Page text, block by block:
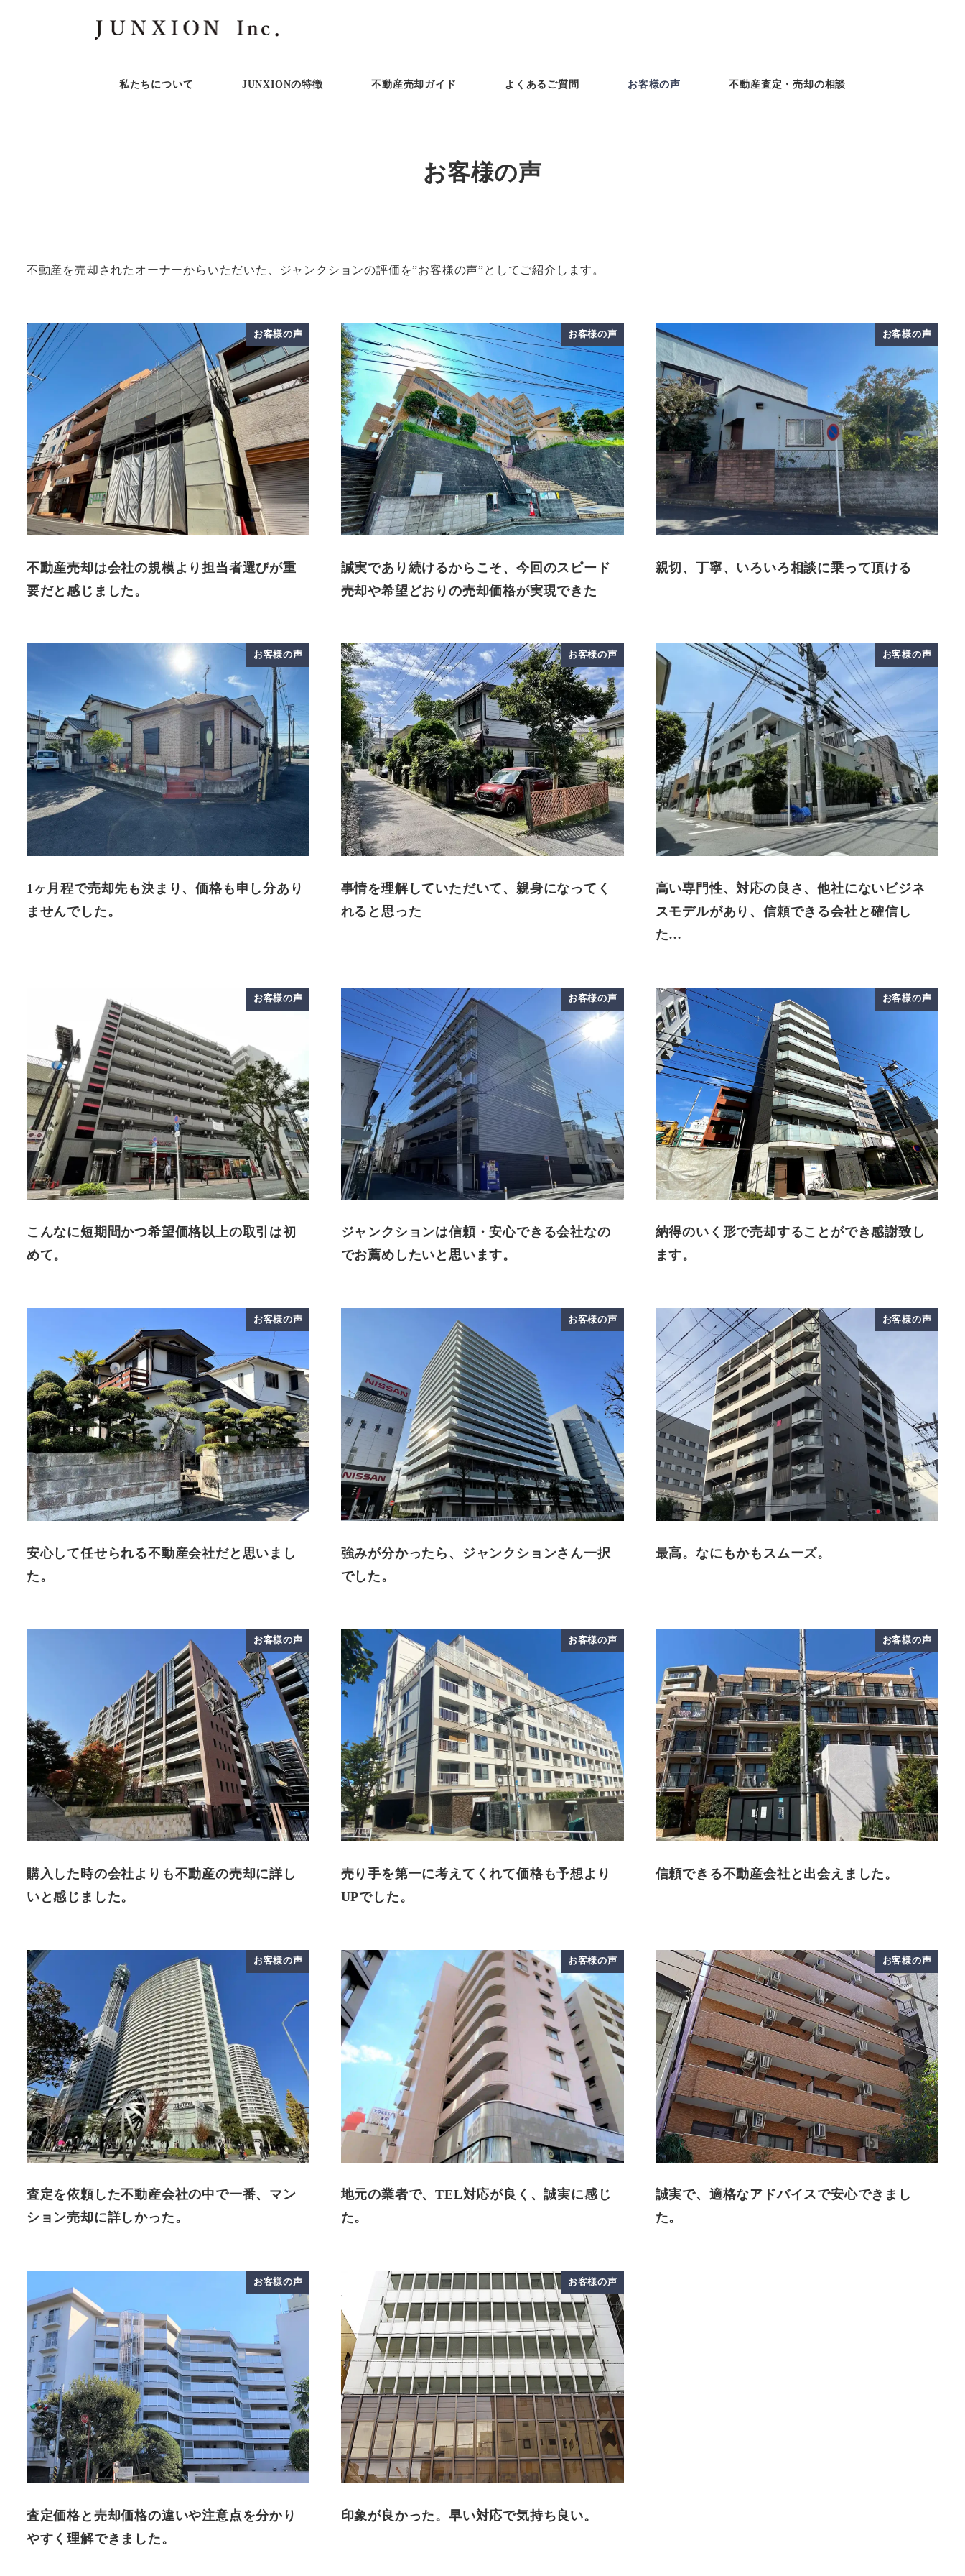
私たちについて JUNXIONの特徴 不動産売却ガイド よくあるご質問 お客様の声 不動産査定・売却の相談
お客様の声
不動産を売却されたオーナーからいただいた、ジャンクションの評価を”お客様の声”としてご紹介します。
お客様の声
不動産売却は会社の規模より担当者選びが重
要だと感じました。
お客様の声
誠実であり続けるからこそ、今回のスピード
売却や希望どおりの売却価格が実現できた
お客様の声
親切、丁寧、いろいろ相談に乗って頂ける
お客様の声
1ヶ月程で売却先も決まり、価格も申し分あり
ませんでした。
お客様の声
事情を理解していただいて、親身になってく
れると思った
お客様の声
高い専門性、対応の良さ、他社にないビジネ
スモデルがあり、信頼できる会社と確信し
た…
お客様の声
こんなに短期間かつ希望価格以上の取引は初
めて。
お客様の声
ジャンクションは信頼・安心できる会社なの
でお薦めしたいと思います。
お客様の声
納得のいく形で売却することができ感謝致し
ます。
お客様の声
安心して任せられる不動産会社だと思いまし
た。
お客様の声
強みが分かったら、ジャンクションさん一択
でした。
お客様の声
最高。なにもかもスムーズ。
お客様の声
購入した時の会社よりも不動産の売却に詳し
いと感じました。
お客様の声
売り手を第一に考えてくれて価格も予想より
UPでした。
お客様の声
信頼できる不動産会社と出会えました。
お客様の声
査定を依頼した不動産会社の中で一番、マン
ション売却に詳しかった。
お客様の声
地元の業者で、TEL対応が良く、誠実に感じ
た。
お客様の声
誠実で、適格なアドバイスで安心できまし
た。
お客様の声
査定価格と売却価格の違いや注意点を分かり
やすく理解できました。
お客様の声
印象が良かった。早い対応で気持ち良い。